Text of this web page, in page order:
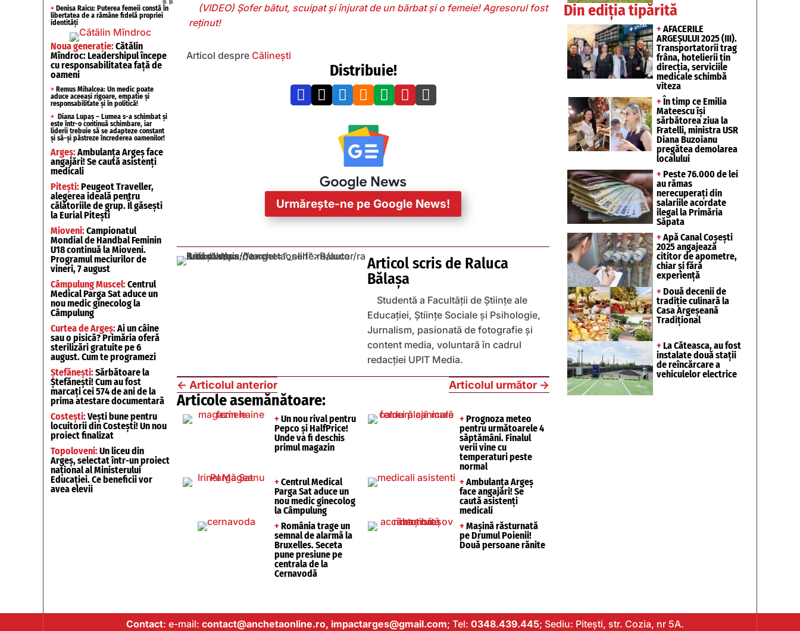
+ Denisa Raicu: Puterea femeii constă în
libertatea de a rămâne fidelă propriei
identități
Noua generație:Cătălin
Mîndroc: Leadershipul începe
cu responsabilitatea față de
oameni
+ Remus Mihalcea: Un medic poate
aduce aceeași rigoare, empatie și
responsabilitate și în politică!
+ Diana Lupaș – Lumea s-a schimbat și
este într-o continuă schimbare, iar
liderii trebuie să se adapteze constant
și să-și păstreze încrederea oamenilor!
Argeș:Ambulanța Argeș face
angajări! Se caută asistenți
medicali
Pitești:Peugeot Traveller,
alegerea ideală pentru
călătoriile de grup. Îl găsești
la Eurial Pitești
Mioveni:Campionatul
Mondial de Handbal Feminin
U18 continuă la Mioveni.
Programul meciurilor de
vineri, 7 august
Câmpulung Muscel:Centrul
Medical Parga Sat aduce un
nou medic ginecolog la
Câmpulung
Curtea de Argeș:Ai un câine
sau o pisică? Primăria oferă
sterilizări gratuite pe 6
august. Cum te programezi
Ștefănești:Sărbătoare la
Ștefănești! Cum au fost
marcați cei 574 de ani de la
prima atestare documentară
Costești:Vești bune pentru
locuitorii din Costești! Un nou
proiect finalizat
Topoloveni:Un liceu din
Argeș, selectat într-un proiect
național al Ministerului
Educației. Ce beneficii vor
avea elevii
(VIDEO) Șofer bătut, scuipat și înjurat de un bărbat și o femeie! Agresorul fost
reținut!
Articol despre Călinești
Distribuie!
      
Urmărește-ne pe Google News!
Articol scris de Raluca
Bălașa
Studentă a Facultății de Științe ale
Educației, Științe Sociale și Psihologie,
Jurnalism, pasionată de fotografie și
content media, voluntară în cadrul
redacției UPIT Media.
← Articolul anterior Articolul următor →
Articole asemănătoare:
+ Un nou rival pentru
Pepco și HalfPrice!
Unde va fi deschis
primul magazin
+ Prognoza meteo
pentru următoarele 4
săptămâni. Finalul
verii vine cu
temperaturi peste
normal
+ Centrul Medical
Parga Sat aduce un
nou medic ginecolog
la Câmpulung
+ Ambulanța Argeș
face angajări! Se
caută asistenți
medicali
+ România trage un
semnal de alarmă la
Bruxelles. Seceta
pune presiune pe
centrala de la
Cernavodă
+ Mașină răsturnată
pe Drumul Poienii!
Două persoane rănite
Din ediția tipărită
+ AFACERILE
ARGEȘULUI 2025 (III).
Transportatorii trag
frâna, hotelierii țin
direcția, serviciile
medicale schimbă
viteza
+ În timp ce Emilia
Mateescu își
sărbătorea ziua la
Fratelli, ministra USR
Diana Buzoianu
pregătea demolarea
localului
+ Peste 76.000 de lei
au rămas
nerecuperați din
salariile acordate
ilegal la Primăria
Săpata
+ Apă Canal Coșești
2025 angajează
cititor de apometre,
chiar și fără
experiență
+ Două decenii de
tradiție culinară la
Casa Argeșeană
Tradițional
+ La Căteasca, au fost
instalate două stații
de reîncărcare a
vehiculelor electrice
Contact: e-mail: contact@anchetaonline.ro, impactarges@gmail.com; Tel: 0348.439.445; Sediu: Pitești, str. Cozia, nr 5A.